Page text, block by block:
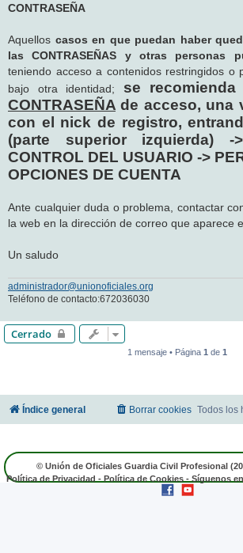
CONTRASEÑA
Aquellos casos en que puedan haber
las CONTRASEÑAS y otras personas
teniendo acceso a contenidos restringidos o
bajo otra identidad; se recomienda
CONTRASEÑA de acceso, una
con el nick de registro,
(parte superior izquierda) -
CONTROL DEL USUARIO ->
OPCIONES DE CUENTA
Ante cualquier duda o problema, contactar
la web en la dirección de correo que aparece
Un saludo
administrador@unionoficiales.org
Teléfono de contacto:672036030
Cerrado
1 mensaje • Página 1 de 1
Índice general Todos los
Borrar cookies
© Unión de Oficiales Guardia Civil Profesional
Política de Privacidad - Política de Cookies - Síguenos